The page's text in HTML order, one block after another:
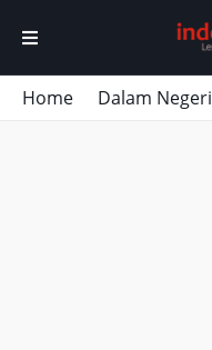
Home Dalam Negeri